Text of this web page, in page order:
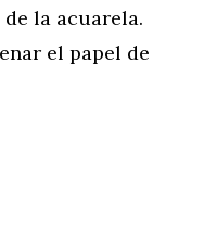
la acuarela.
el papel de